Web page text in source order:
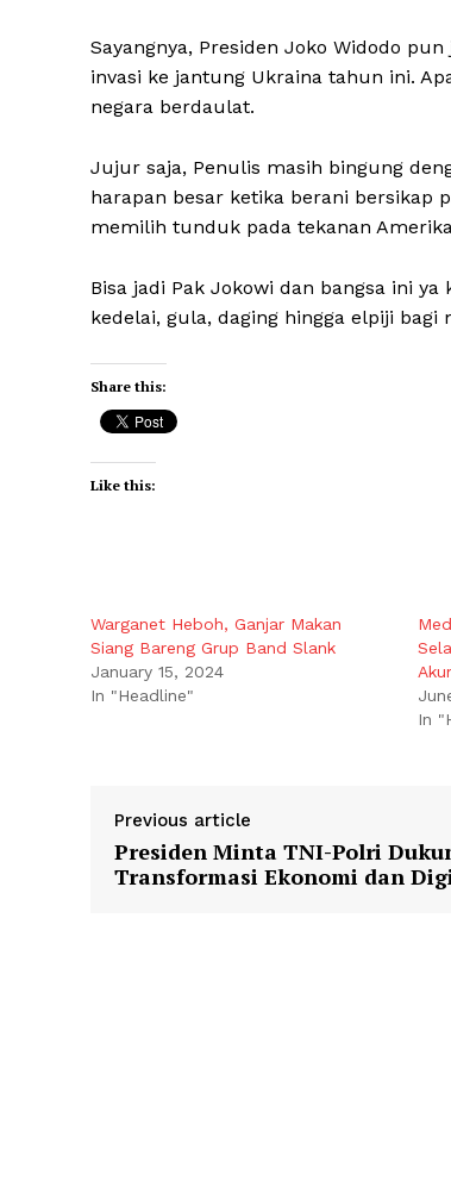
Sayangnya, Presiden Joko Widodo
invasi ke jantung Ukraina tahun ini.
negara berdaulat.
Jujur saja, Penulis masih bingung
harapan besar ketika berani bersikap
memilih tunduk pada tekanan
Bisa jadi Pak Jokowi dan bangsa ini
kedelai, gula, daging hingga elpiji bagi
Share this:
Like this:
Warganet Heboh, Ganjar Makan
Siang Bareng Grup Band Slank
January 15, 2024
In "Headline"
In
Previous article
Presiden Minta TNI-Polri
Transformasi Ekonomi dan